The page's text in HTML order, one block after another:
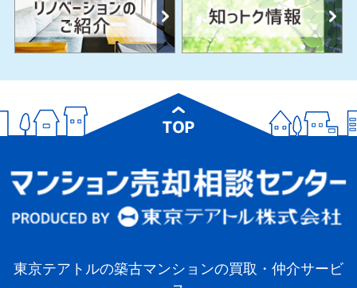
東京テアトルの築古マンションの買取・仲介サービ